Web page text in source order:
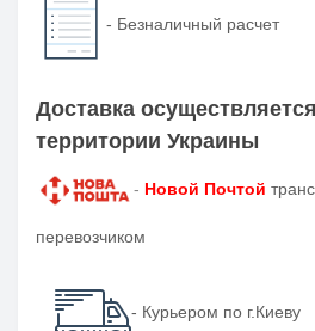
- Безналичный расчет
Доставка
территории Украины
- Новой Почтой
перевозчиком
- Курьером по г.Киеву